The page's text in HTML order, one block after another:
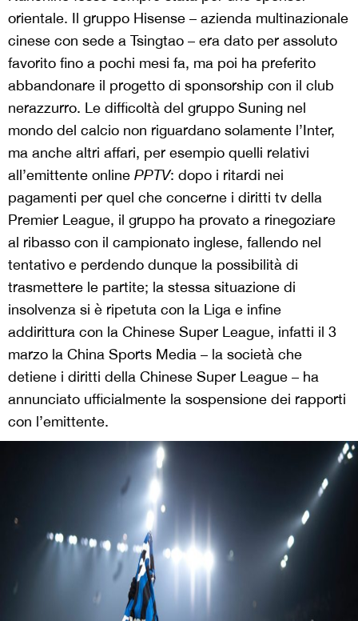
orientale. Il gruppo Hisense – azienda multinazionale
cinese con sede a Tsingtao – era dato per assoluto
favorito fino a pochi mesi fa, ma poi ha preferito
abbandonare il progetto di sponsorship con il club
nerazzurro. Le difficoltà del gruppo Suning nel
mondo del calcio non riguardano solamente l’Inter,
ma anche altri affari, per esempio quelli relativi
all’emittente online PPTV: dopo i ritardi nei
pagamenti per quel che concerne i diritti tv della
Premier League, il gruppo ha provato a rinegoziare
al ribasso con il campionato inglese, fallendo nel
tentativo e perdendo dunque la possibilità di
trasmettere le partite; la stessa situazione di
insolvenza si è ripetuta con la Liga e infine
addirittura con la Chinese Super League, infatti il 3
marzo la China Sports Media – la società che
detiene i diritti della Chinese Super League – ha
annunciato ufficialmente la sospensione dei rapporti
con l’emittente.